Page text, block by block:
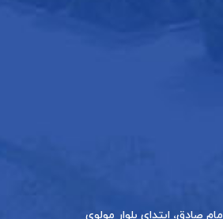
صادق، ابتدای بلوار مولوی